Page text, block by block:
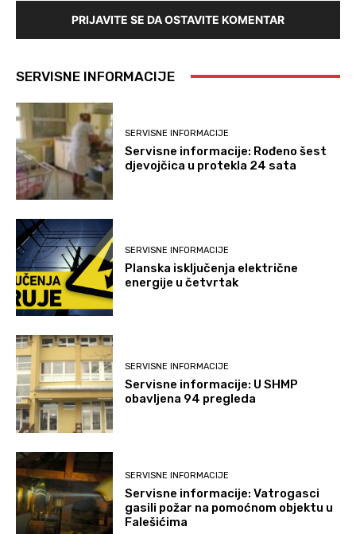
PRIJAVITE SE DA OSTAVITE KOMENTAR
SERVISNE INFORMACIJE
SERVISNE INFORMACIJE
Servisne informacije: Rođeno šest
djevojčica u protekla 24 sata
SERVISNE INFORMACIJE
Planska isključenja električne
energije u četvrtak
SERVISNE INFORMACIJE
Servisne informacije: U SHMP
obavljena 94 pregleda
SERVISNE INFORMACIJE
Servisne informacije: Vatrogasci
gasili požar na pomoćnom objektu u
Falešićima